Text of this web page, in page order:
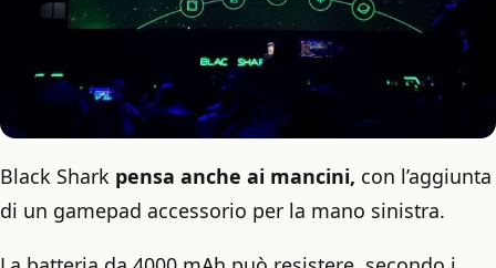
Black Shark pensa anche ai mancini, con l’aggiunta
di un gamepad accessorio per la mano sinistra.